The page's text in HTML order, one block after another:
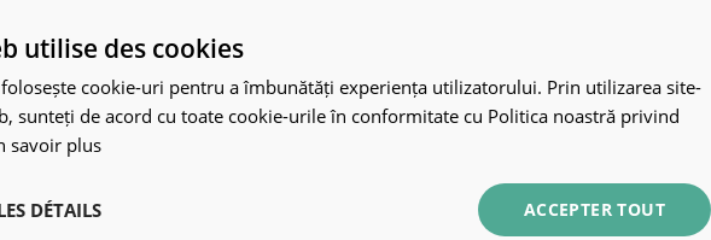
utilise des cookies
cookie-uri pentru a îmbunătăți experiența utilizatorului. Prin utilizarea site-
sunteți de acord cu toate cookie-urile în conformitate cu Politica noastră privind
savoir plus
ACCEPTER TOUT
DÉTAILS